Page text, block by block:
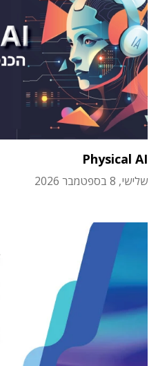
Physical AI
שלישי, 8 בספטמבר 2026